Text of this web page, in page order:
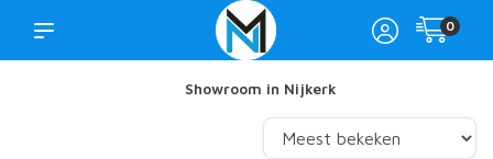
0
Showroom in Nijkerk